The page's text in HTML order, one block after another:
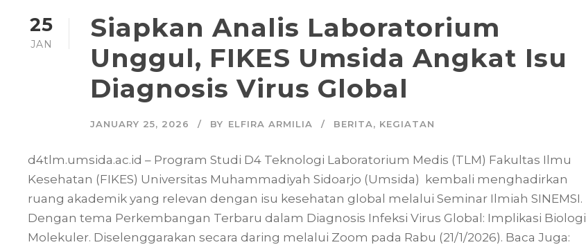
25
JAN
Siapkan Analis Laboratorium
Unggul, FIKES Umsida Angkat Isu
Diagnosis Virus Global
JANUARY 25, 2026 BY ELFIRA ARMILIA BERITA, KEGIATAN
d4tlm.umsida.ac.id – Program Studi D4 Teknologi Laboratorium Medis (TLM) Fakultas Ilmu
Kesehatan (FIKES) Universitas Muhammadiyah Sidoarjo (Umsida) kembali menghadirkan
ruang akademik yang relevan dengan isu kesehatan global melalui Seminar Ilmiah SINEMSI.
Dengan tema Perkembangan Terbaru dalam Diagnosis Infeksi Virus Global: Implikasi Biologi
Molekuler. Diselenggarakan secara daring melalui Zoom pada Rabu (21/1/2026). Baca Juga: